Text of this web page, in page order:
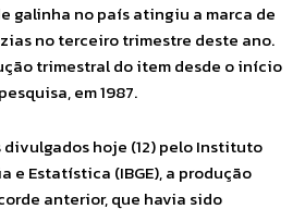
galinha no país atingiu a marca de
no terceiro trimestre deste ano.
trimestral do item desde o início
em 1987.
divulgados hoje (12) pelo Instituto
e Estatística (IBGE), a produção
anterior, que havia sido